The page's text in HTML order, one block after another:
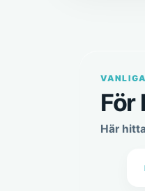
För
Här